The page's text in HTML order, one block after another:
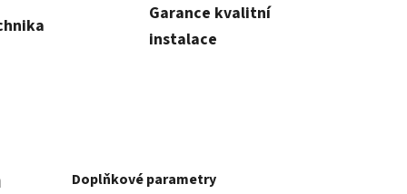
Garance kvalitní
instalace
Doplňkové parametry